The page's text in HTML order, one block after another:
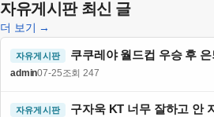
자유게시판 최신 글
더 보기 →
자유게시판 쿠쿠레야 월드컵 우승 후 은퇴 선언
admin07-25조회 247
자유게시판 구자욱 KT 너무 잘하고 안 지